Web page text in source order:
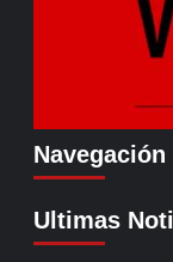
Navegación
Ultimas